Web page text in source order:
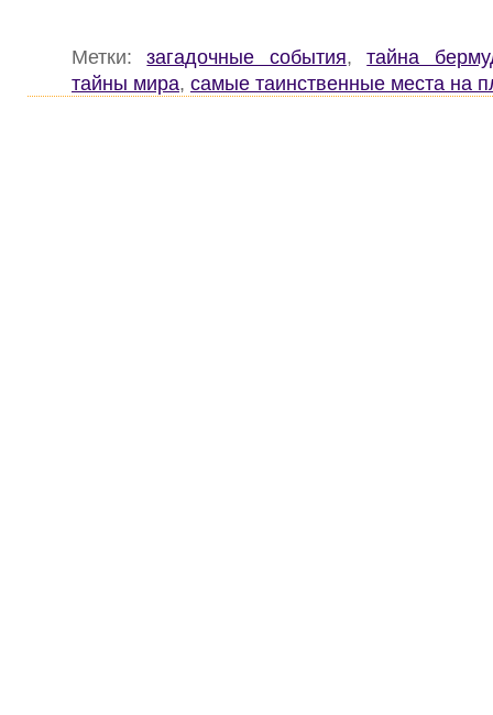
Метки:загадочные события,тайна
тайны мира, самые таинственные места на